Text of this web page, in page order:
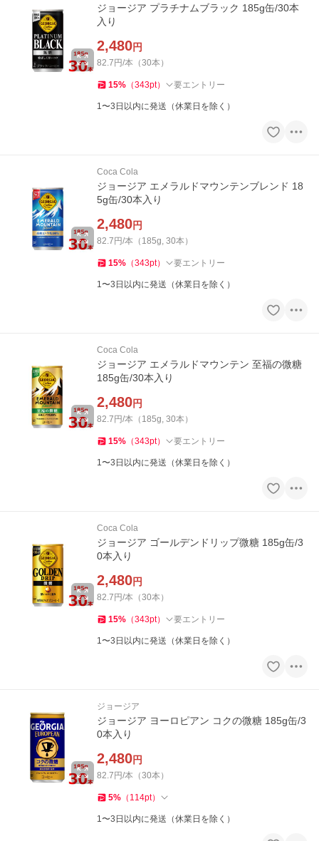
ジョージア プラチナムブラック 185g缶/30本
入り
2,480円
82.7円/本（30本）
15% （343pt） 要エントリー
1〜3日以内に発送（休業日を除く）
Coca Cola
ジョージア エメラルドマウンテンブレンド 18
5g缶/30本入り
2,480円
82.7円/本（185g, 30本）
15% （343pt） 要エントリー
1〜3日以内に発送（休業日を除く）
Coca Cola
ジョージア エメラルドマウンテン 至福の微糖
185g缶/30本入り
2,480円
82.7円/本（185g, 30本）
15% （343pt） 要エントリー
1〜3日以内に発送（休業日を除く）
Coca Cola
ジョージア ゴールデンドリップ微糖 185g缶/3
0本入り
2,480円
82.7円/本（30本）
15% （343pt） 要エントリー
1〜3日以内に発送（休業日を除く）
ジョージア
ジョージア ヨーロピアン コクの微糖 185g缶/3
0本入り
2,480円
82.7円/本（30本）
5% （ 114pt）
1〜3日以内に発送（休業日を除く）